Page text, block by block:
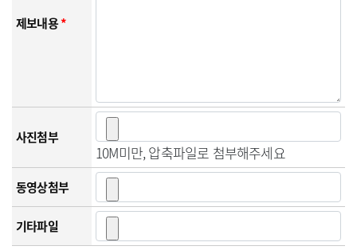
제보내용*
사진첨부
10M미만, 압축파일로 첨부해주세요
동영상첨부
기타파일